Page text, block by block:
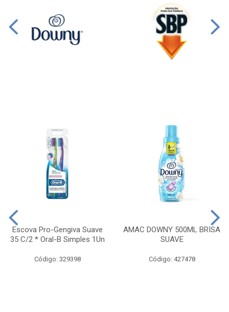
Escova Pro-Gengiva Suave
35 C/2 * Oral-B Simples 1Un
Código: 329398
AMAC DOWNY 500ML BRISA
SUAVE
Código: 427478